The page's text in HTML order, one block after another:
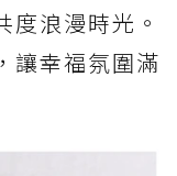
度浪漫時光。
讓幸福氛圍滿